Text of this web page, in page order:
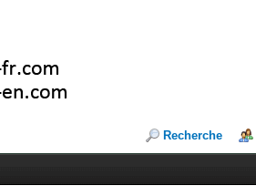
Recherche